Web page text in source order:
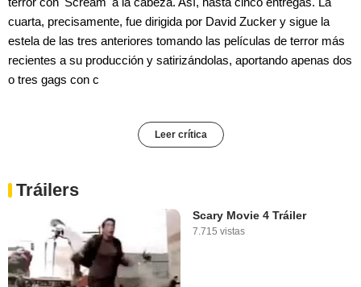
cuarta, precisamente, fue dirigida por David Zucker y sigue la
estela de las tres anteriores tomando las películas de terror más
recientes a su producción y satirizándolas, aportando apenas dos
o tres gags con c
Leer crítica
Tráilers
Scary Movie 4 Tráiler
7.715 vistas